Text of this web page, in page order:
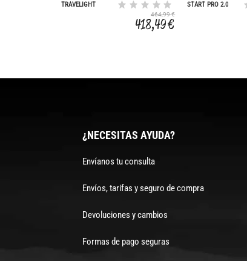
TRAVELIGHT
464,99 €
418,49 €
START PRO 2.0
¿NECESITAS AYUDA?
Envíanos tu consulta
Envíos, tarifas y seguro de compra
Devoluciones y cambios
Formas de pago seguras